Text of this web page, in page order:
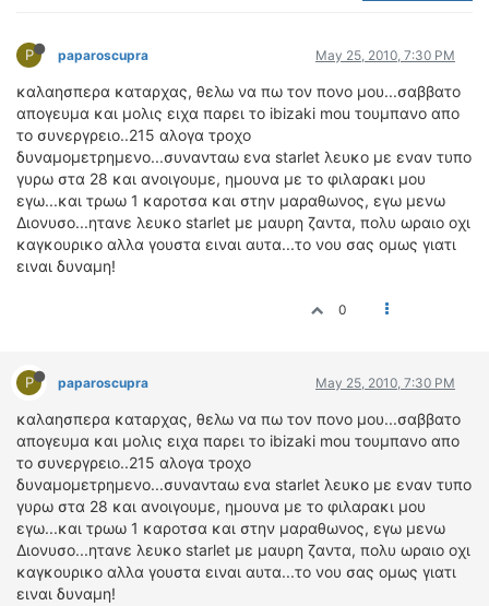
P paparoscupra May 25, 2010, 7:30 PM
καλαησπερα καταρχας, θελω να πω τον πονο μου...σαββατο
απογευμα και μολις ειχα παρει το ibizaki mou τουμπανο απο
το συνεργρειο..215 αλογα τροχο
δυναμομετρημενο...συνανταω ενα starlet λευκο με εναν τυπο
γυρω στα 28 και ανοιγουμε, ημουνα με το φιλαρακι μου
εγω...και τρωω 1 καροτσα και στην μαραθωνος, εγω μενω
Διονυσο...ητανε λευκο starlet με μαυρη ζαντα, πολυ ωραιο οχι
καγκουρικο αλλα γουστα ειναι αυτα...το νου σας ομως γιατι
ειναι δυναμη!
0
P paparoscupra May 25, 2010, 7:30 PM
καλαησπερα καταρχας, θελω να πω τον πονο μου...σαββατο
απογευμα και μολις ειχα παρει το ibizaki mou τουμπανο απο
το συνεργρειο..215 αλογα τροχο
δυναμομετρημενο...συνανταω ενα starlet λευκο με εναν τυπο
γυρω στα 28 και ανοιγουμε, ημουνα με το φιλαρακι μου
εγω...και τρωω 1 καροτσα και στην μαραθωνος, εγω μενω
Διονυσο...ητανε λευκο starlet με μαυρη ζαντα, πολυ ωραιο οχι
καγκουρικο αλλα γουστα ειναι αυτα...το νου σας ομως γιατι
ειναι δυναμη!
VIDEO
4TTV
ΝΕΑ ΜΟΝΤΕΛΑ
ΑΓΩΝΕΣ
CANDID CAMERA
ΤΕΧΝΟΛΟΓΙΑ
ΕΙΔΗΣΕΙΣ – ΠΑΡΟΥΣΙΑΣΕΙΣ
ΛΕΞΙΚΟ
ΕΙΔΗΣΕΙΣ
ΑΓΩΝΕΣ
FORMULA 1
WRC
ΔΙΕΘΝΕΙΣ ΑΓΩΝΕΣ
ΕΛΛΗΝΙΚΟΙ ΑΓΩΝΕΣ
ΤΙΜΕΣ